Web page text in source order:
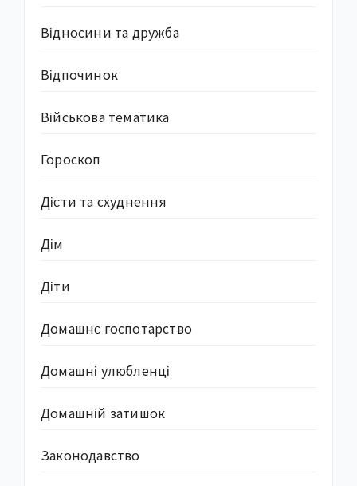
Відносини та дружба
Відпочинок
Військова тематика
Гороскоп
Дієти та схуднення
Дім
Діти
Домашнє госпотарство
Домашні улюбленці
Домашній затишок
Законодавство